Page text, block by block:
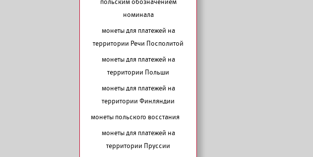
польским обозначением
номинала
монеты для платежей на
территории Речи Посполитой
монеты для платежей на
территории Польши
монеты для платежей на
территории Финляндии
монеты польского восстания
монеты для платежей на
территории Пруссии